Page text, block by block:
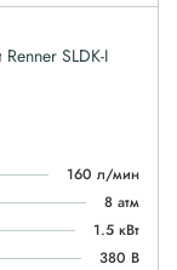
SLDK-I
160 л/мин
8 атм
1.5 кВт
380 В